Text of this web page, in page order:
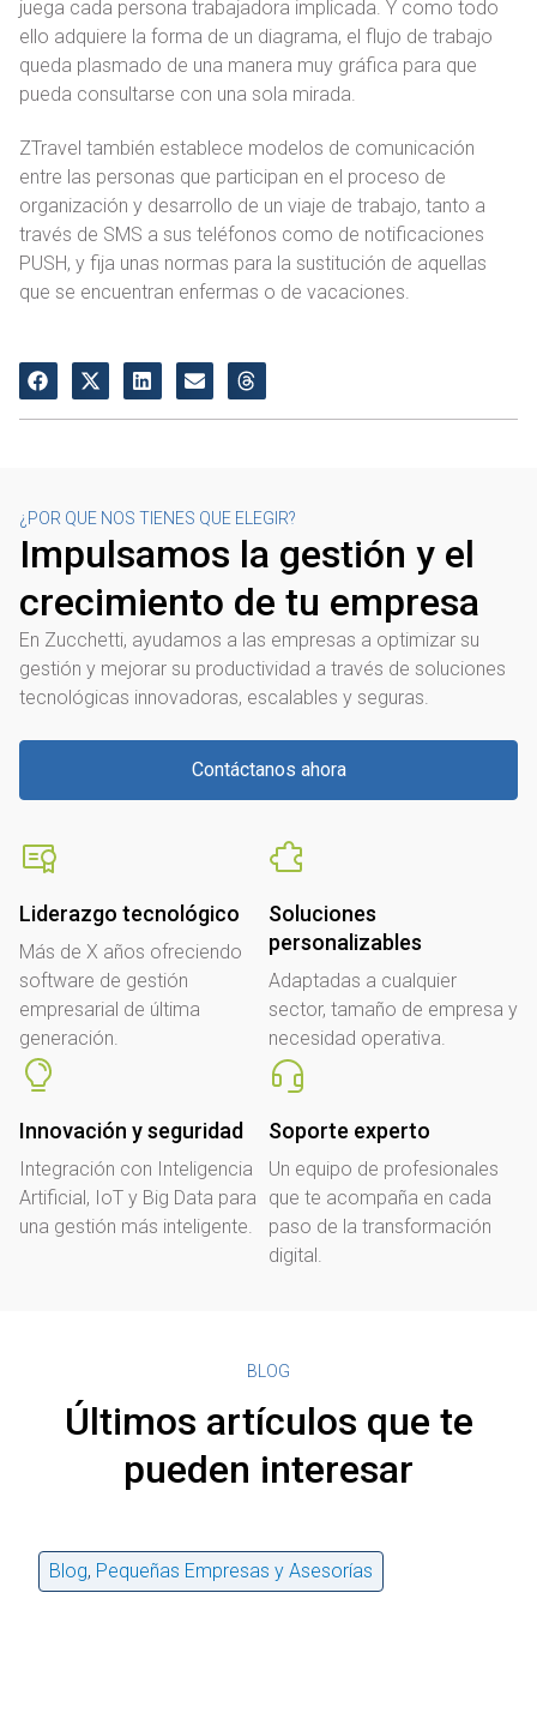
juega cada persona trabajadora implicada. Y como todo
ello adquiere la forma de un diagrama, el flujo de trabajo
queda plasmado de una manera muy gráfica para que
pueda consultarse con una sola mirada.
ZTravel también establece modelos de comunicación
entre las personas que participan en el proceso de
organización y desarrollo de un viaje de trabajo, tanto a
través de SMS a sus teléfonos como de notificaciones
PUSH, y fija unas normas para la sustitución de aquellas
que se encuentran enfermas o de vacaciones.
¿POR QUE NOS TIENES QUE ELEGIR?
Impulsamos la gestión y el
crecimiento de tu empresa
En Zucchetti, ayudamos a las empresas a optimizar su
gestión y mejorar su productividad a través de soluciones
tecnológicas innovadoras, escalables y seguras.
Contáctanos ahora
Liderazgo tecnológico
Más de X años ofreciendo
software de gestión
empresarial de última
generación.
Soluciones
personalizables
Adaptadas a cualquier
sector, tamaño de empresa y
necesidad operativa.
Innovación y seguridad
Integración con Inteligencia
Artificial, IoT y Big Data para
una gestión más inteligente.
Soporte experto
Un equipo de profesionales
que te acompaña en cada
paso de la transformación
digital.
BLOG
Últimos artículos que te
pueden interesar
Blog, Pequeñas Empresas y Asesorías